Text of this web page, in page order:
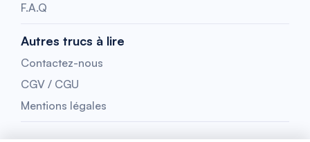
F.A.Q
Autres trucs à lire
Contactez-nous
CGV / CGU
Mentions légales